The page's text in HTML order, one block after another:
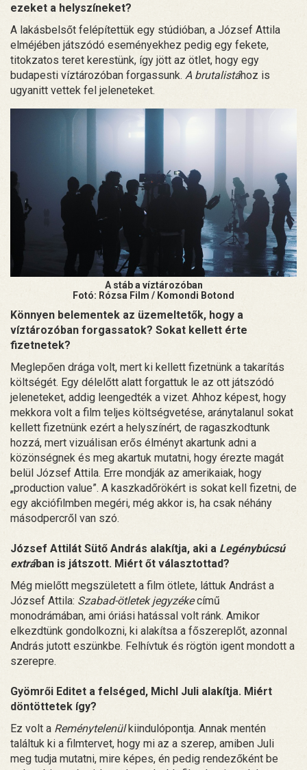
ezeket a helyszíneket?
A lakásbelsőt felépítettük egy stúdióban, a József Attila
elméjében játszódó eseményekhez pedig egy fekete,
titokzatos teret kerestünk, így jött az ötlet, hogy egy
budapesti víztározóban forgassunk. A brutalistához is
ugyanitt vettek fel jeleneteket.
A stáb a víztározóban
Fotó: Rózsa Film / Komondi Botond
Könnyen belementek az üzemeltetők, hogy a
víztározóban forgassatok? Sokat kellett érte
fizetnetek?
Meglepően drága volt, mert ki kellett fizetnünk a takarítás
költségét. Egy délelőtt alatt forgattuk le az ott játszódó
jeleneteket, addig leengedték a vizet. Ahhoz képest, hogy
mekkora volt a film teljes költségvetése, aránytalanul sokat
kellett fizetnünk ezért a helyszínért, de ragaszkodtunk
hozzá, mert vizuálisan erős élményt akartunk adni a
közönségnek és meg akartuk mutatni, hogy érezte magát
belül József Attila. Erre mondják az amerikaiak, hogy
„production value”. A kaszkadőrökért is sokat kell fizetni, de
egy akciófilmben megéri, még akkor is, ha csak néhány
másodpercről van szó.
József Attilát Sütő András alakítja, aki a Legénybúcsú
extrában is játszott. Miért őt választottad?
Még mielőtt megszületett a film ötlete, láttuk Andrást a
József Attila: Szabad-ötletek jegyzékecímű
monodrámában, ami óriási hatással volt ránk. Amikor
elkezdtünk gondolkozni, ki alakítsa a főszereplőt, azonnal
András jutott eszünkbe. Felhívtuk és rögtön igent mondott a
szerepre.
Gyömrői Editet a felséged, Michl Juli alakítja. Miért
döntöttetek így?
Ez volt a Reménytelenülkiindulópontja. Annak mentén
találtuk ki a filmtervet, hogy mi az a szerep, amiben Juli
meg tudja mutatni, mire képes, én pedig rendezőként be